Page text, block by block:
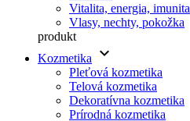
Vitalita, energia, imunita
Vlasy, nechty, pokožka
produkt
Kozmetika
keyboard_arrow_down
Pleťová kozmetika
Telová kozmetika
Dekoratívna kozmetika
Prírodná kozmetika